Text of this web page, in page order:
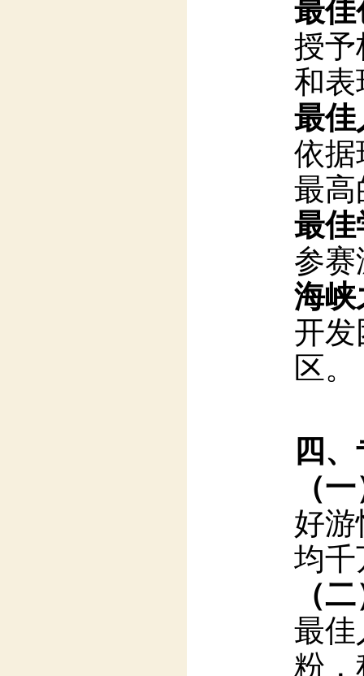
和表
最佳
依据
最高
最佳
参赛
海峡
开发
区。
四、
好
均
（二
最佳
粉
（三
提供